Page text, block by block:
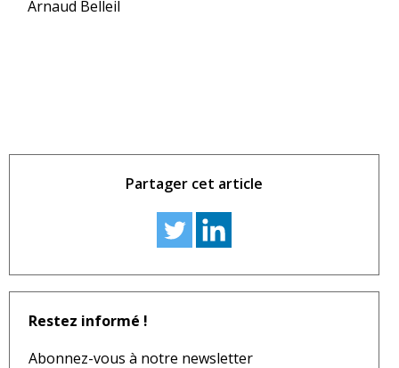
Arnaud Belleil
Partager cet article
Restez informé !
Abonnez-vous à notre newsletter